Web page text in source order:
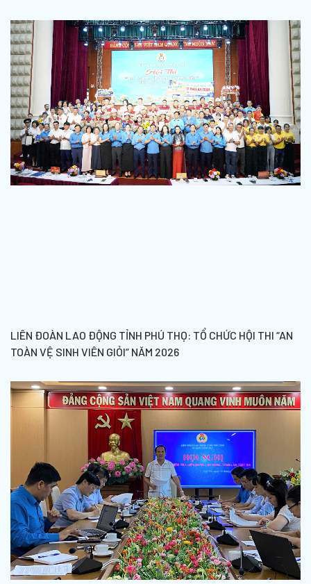
LIÊN ĐOÀN LAO ĐỘNG TỈNH PHÚ THỌ: TỔ CHỨC HỘI THI “AN
TOÀN VỆ SINH VIÊN GIỎI” NĂM 2026